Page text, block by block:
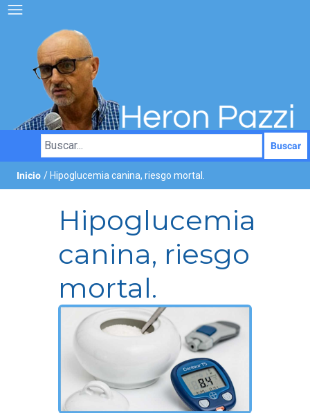
Buscar
Inicio / Hipoglucemia canina, riesgo mortal.
Hipoglucemia
canina, riesgo
mortal.